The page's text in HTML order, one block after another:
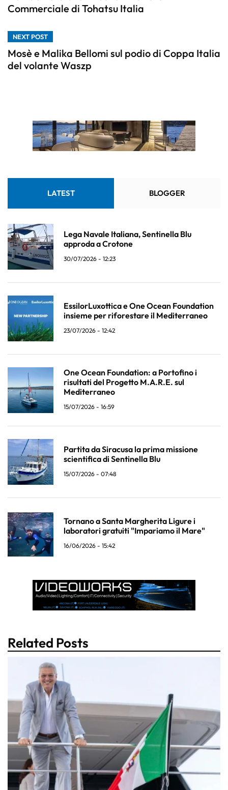
Commerciale di Tohatsu Italia
NEXT POST
Mosè e Malika Bellomi sul podio di Coppa Italia
del volante Waszp
LATEST BLOGGER
Lega Navale Italiana, Sentinella Blu
approda a Crotone
30/07/2026 - 12:23
EssilorLuxottica e One Ocean Foundation
insieme per riforestare il Mediterraneo
23/07/2026 - 12:42
One Ocean Foundation: a Portofino i
risultati del Progetto M.A.R.E. sul
Mediterraneo
15/07/2026 - 16:59
Partita da Siracusa la prima missione
scientifica di Sentinella Blu
15/07/2026 - 07:48
Tornano a Santa Margherita Ligure i
laboratori gratuiti "Impariamo il Mare"
16/06/2026 - 15:42
Related Posts